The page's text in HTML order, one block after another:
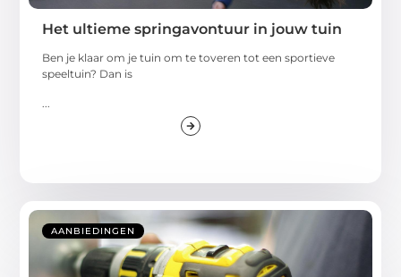
Het ultieme springavontuur in jouw tuin
Ben je klaar om je tuin om te toveren tot een sportieve
speeltuin? Dan is
AANBIEDINGEN